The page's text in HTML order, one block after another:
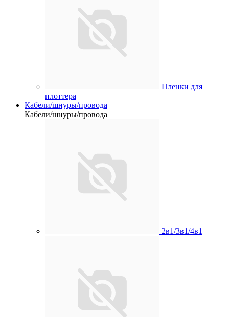
Пленки для
плоттера
Кабели/шнуры/провода
Кабели/шнуры/провода
2в1/3в1/4в1